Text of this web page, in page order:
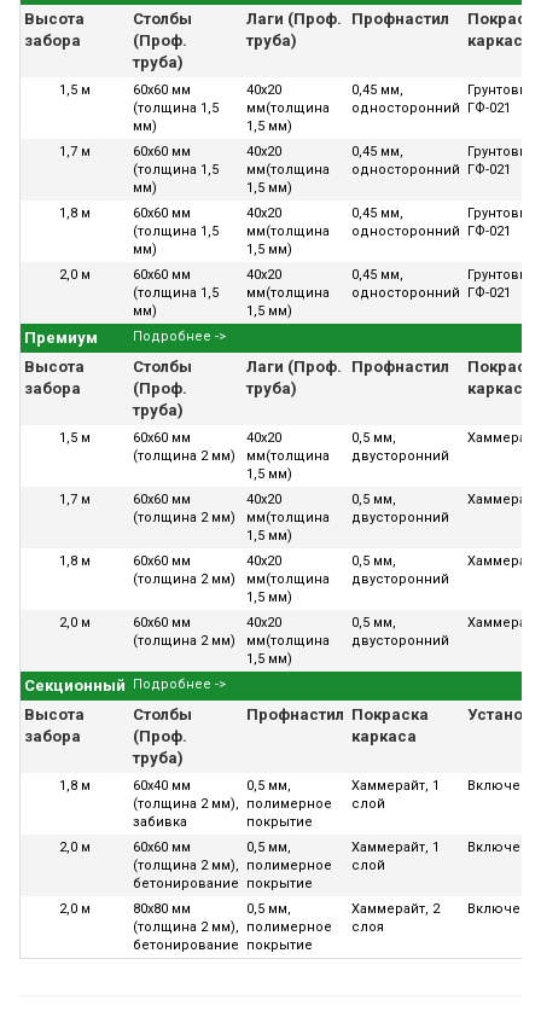
Высота
забора
Столбы
(Проф.
труба)
Лаги (Проф.
труба)
Профнастил
каркаса
1,5 м
60х60 мм
(толщина 1,5
мм)
40х20
мм(толщина
1,5 мм)
0,45 мм,
односторонний
Грунтовка
ГФ-021
1,7 м
60х60 мм
(толщина 1,5
мм)
40х20
мм(толщина
1,5 мм)
0,45 мм,
односторонний
Грунтовка
ГФ-021
1,8 м
60х60 мм
(толщина 1,5
мм)
40х20
мм(толщина
1,5 мм)
0,45 мм,
односторонний
Грунтовка
ГФ-021
2,0 м
60х60 мм
(толщина 1,5
мм)
40х20
мм(толщина
1,5 мм)
0,45 мм,
односторонний
Грунтовка
ГФ-021
Премиум Подробнее ->
Высота
забора
Столбы
(Проф.
труба)
Лаги (Проф.
труба)
Профнастил
каркаса
1,5 м
60х60 мм
(толщина 2 мм)
40х20
мм(толщина
1,5 мм)
0,5 мм,
двусторонний
Хаммерайт
1,7 м
60х60 мм
(толщина 2 мм)
40х20
мм(толщина
1,5 мм)
0,5 мм,
двусторонний
Хаммерайт
1,8 м
60х60 мм
(толщина 2 мм)
40х20
мм(толщина
1,5 мм)
0,5 мм,
двусторонний
Хаммерайт
2,0 м
60х60 мм
(толщина 2 мм)
40х20
мм(толщина
1,5 мм)
0,5 мм,
двусторонний
Хаммерайт
Секционный Подробнее ->
Высота
забора
Столбы
(Проф.
труба)
Профнастил Покраска
каркаса
1,8 м
60х40 мм
(толщина 2 мм),
забивка
0,5 мм,
полимерное
покрытие
Хаммерайт, 1
слой
Включена
2,0 м
60х60 мм
(толщина 2 мм),
бетонирование
0,5 мм,
полимерное
покрытие
Хаммерайт, 1
слой
Включена
2,0 м
80х80 мм
(толщина 2 мм),
бетонирование
0,5 мм,
полимерное
покрытие
Хаммерайт, 2
слоя
Включена